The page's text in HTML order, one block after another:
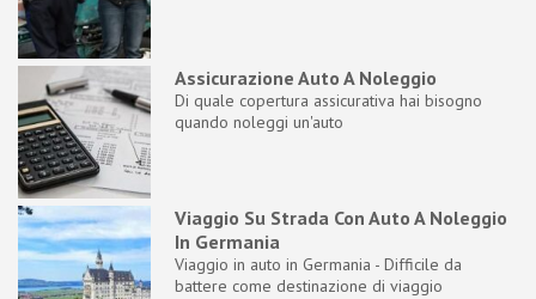
Assicurazione Auto A Noleggio
Di quale copertura assicurativa hai bisogno
quando noleggi un'auto
Viaggio Su Strada Con Auto A Noleggio
In Germania
Viaggio in auto in Germania - Difficile da
battere come destinazione di viaggio